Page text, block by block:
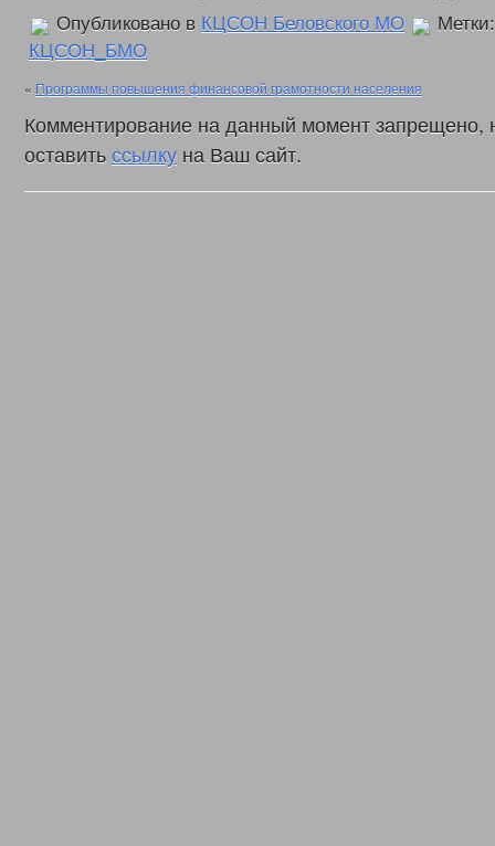
Опубликовано в КЦСОН Беловского МО
КЦСОН_БМО
« Программы повышения финансовой грамотности населения
Комментирование на данный момент запрещено,
оставитьссылку на Ваш сайт.